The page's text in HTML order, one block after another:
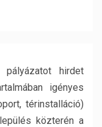
pályázatot hirdet
igényes
térinstalláció)
közterén a